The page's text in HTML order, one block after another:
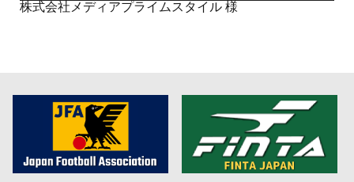
株式会社メディアプライムスタイル 様